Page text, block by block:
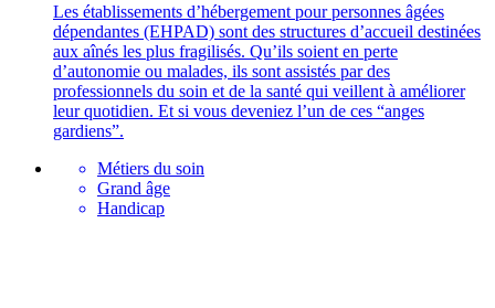
Les établissements d’hébergement pour personnes âgées
dépendantes (EHPAD) sont des structures d’accueil destinées
aux aînés les plus fragilisés. Qu’ils soient en perte
d’autonomie ou malades, ils sont assistés par des
professionnels du soin et de la santé qui veillent à améliorer
leur quotidien. Et si vous deveniez l’un de ces “anges
gardiens”.
Métiers du soin
Grand âge
Handicap